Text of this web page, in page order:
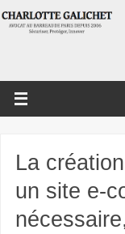
La
un site e-